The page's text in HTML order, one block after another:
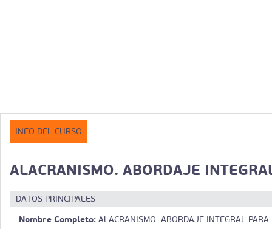
INFO DEL CURSO
ALACRANISMO. ABORDAJE
DATOS PRINCIPALES
Nombre Completo: ALACRANISMO. ABORDAJE INTEGRAL